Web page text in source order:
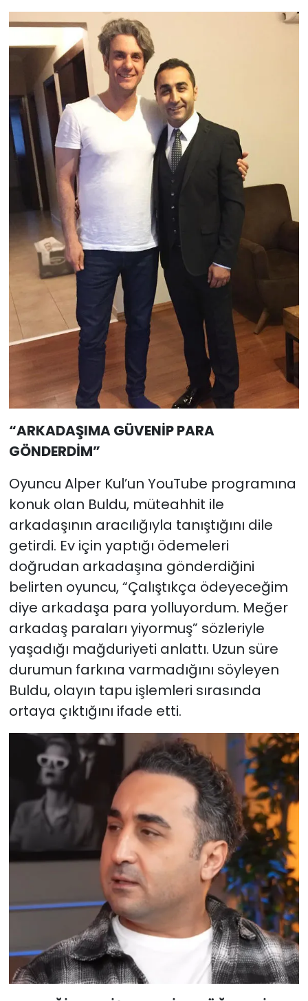
“ARKADAŞIMA GÜVENİP PARA
GÖNDERDİM”
Oyuncu Alper Kul’un YouTube programına
konuk olan Buldu, müteahhit ile
arkadaşının aracılığıyla tanıştığını dile
getirdi. Ev için yaptığı ödemeleri
doğrudan arkadaşına gönderdiğini
belirten oyuncu, “Çalıştıkça ödeyeceğim
diye arkadaşa para yolluyordum. Meğer
arkadaş paraları yiyormuş” sözleriyle
yaşadığı mağduriyeti anlattı. Uzun süre
durumun farkına varmadığını söyleyen
Buldu, olayın tapu işlemleri sırasında
ortaya çıktığını ifade etti.